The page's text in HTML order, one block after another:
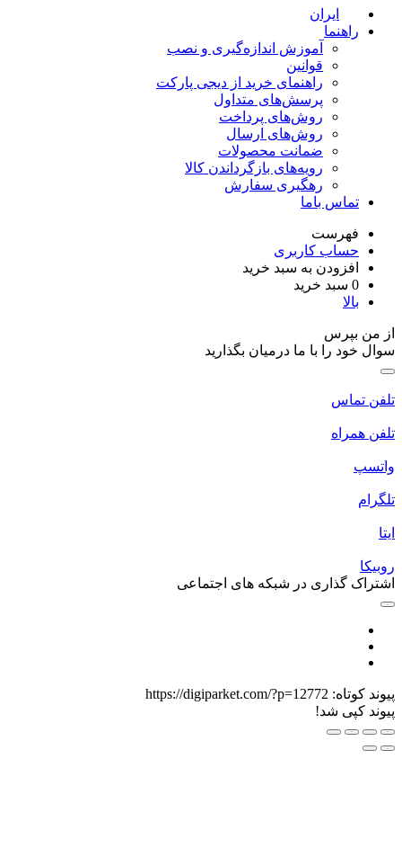
ایران
راهنما
آموزش اندازه‌گیری و نصب
قوانین
راهنمای خرید از دیجی پارکت
پرسش‌های متداول
روش‌های پرداخت
روش‌های ارسال
ضمانت محصولات
رویه‌های بازگرداندن کالا
رهگیری سفارش
تماس باما
فهرست
حساب کاربری
افزودن به سبد خرید
سبد خرید
بالا
من بپرس
خود را با ما درمیان بگذارید
تماس
همراه
گذاری در شبکه های اجتماعی
کوتاه:https://digiparket.com/?p=12772
کپی شد!